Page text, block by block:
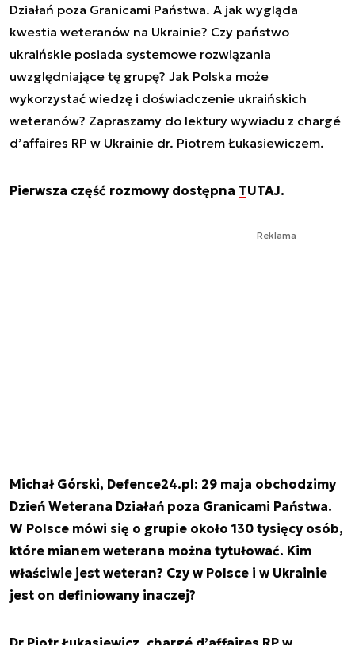
Działań poza Granicami Państwa. A jak wygląda
kwestia weteranów na Ukrainie? Czy państwo
ukraińskie posiada systemowe rozwiązania
uwzględniające tę grupę? Jak Polska może
wykorzystać wiedzę i doświadczenie ukraińskich
weteranów? Zapraszamy do lektury wywiadu z chargé
d’affaires RP w Ukrainie dr. Piotrem Łukasiewiczem.
Pierwsza część rozmowy dostępna TUTAJ.
Reklama
Michał Górski, Defence24.pl: 29 maja obchodzimy
Dzień Weterana Działań poza Granicami Państwa.
W Polsce mówi się o grupie około 130 tysięcy osób,
które mianem weterana można tytułować. Kim
właściwie jest weteran? Czy w Polsce i w Ukrainie
jest on definiowany inaczej?